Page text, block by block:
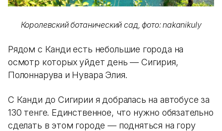
Королевский ботанический сад, фото: nakanikuly
Рядом с Канди есть небольшие города на
осмотр которых уйдет день — Сигирия,
Полоннарува и Нувара Элия.
С Канди до Сигирии я добралась на автобусе за
130 тенге. Единственное, что нужно обязательно
сделать в этом городе — подняться на гору